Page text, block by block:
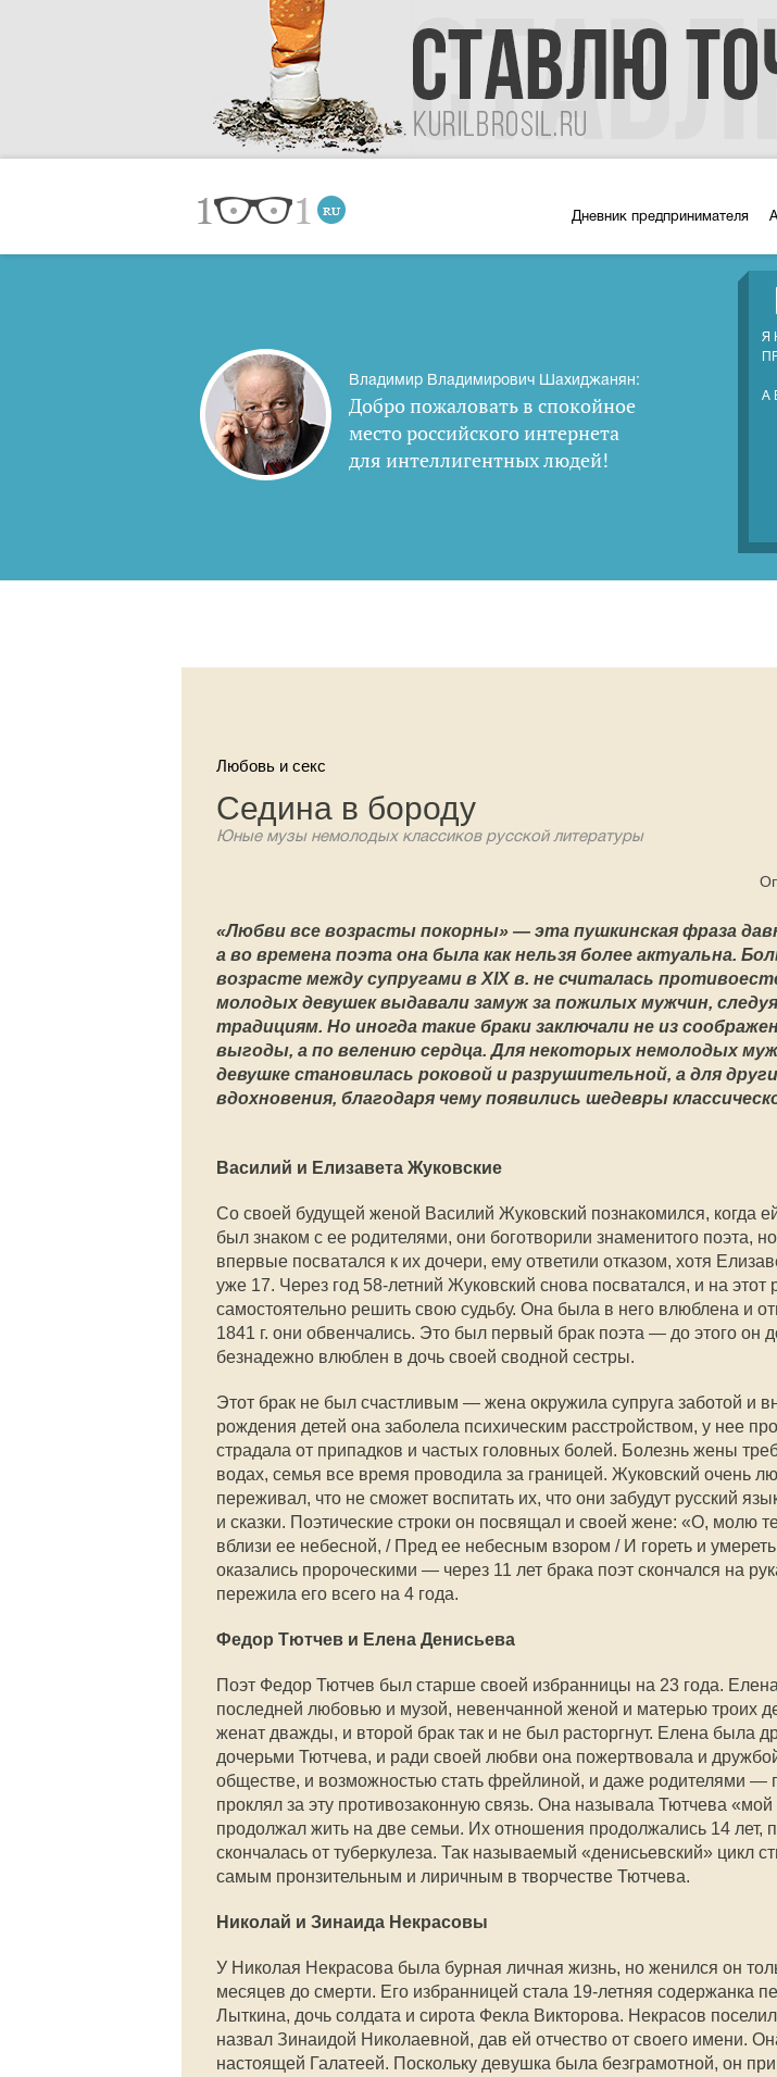
Дневник предпринимателя
Владимир Владимирович Шахиджанян:
Добро пожаловать в спокойное
место российского интернета
для интеллигентных людей!
Я
А
Любовь и секс
Седина в бороду
Юные музы немолодых классиков русской литературы
«Любви все возрасты покорны» — эта пушкинская фраза
а во времена поэта она была как нельзя более актуальна.
возрасте между супругами в XIX в. не считалась
молодых девушек выдавали замуж за пожилых мужчин,
традициям. Но иногда такие браки заключали не из
выгоды, а по велению сердца. Для некоторых немолодых
девушке становилась роковой и разрушительной, а для
вдохновения, благодаря чему появились шедевры
Василий и Елизавета Жуковские
Со своей будущей женой Василий Жуковский познакомился, когда
был знаком с ее родителями, они боготворили знаменитого поэта,
впервые посватался к их дочери, ему ответили отказом, хотя
уже 17. Через год 58-летний Жуковский снова посватался, и на
самостоятельно решить свою судьбу. Она была в него влюблена и
1841 г. они обвенчались. Это был первый брак поэта — до этого он
безнадежно влюблен в дочь своей сводной сестры.
Этот брак не был счастливым — жена окружила супруга заботой и
рождения детей она заболела психическим расстройством, у нее
страдала от припадков и частых головных болей. Болезнь жены
водах, семья все время проводила за границей. Жуковский очень
переживал, что не сможет воспитать их, что они забудут русский
и сказки. Поэтические строки он посвящал и своей жене: «О, молю
вблизи ее небесной, / Пред ее небесным взором / И гореть и
оказались пророческими — через 11 лет брака поэт скончался на
пережила его всего на 4 года.
Федор Тютчев и Елена Денисьева
Поэт Федор Тютчев был старше своей избранницы на 23 года.
последней любовью и музой, невенчанной женой и матерью троих
женат дважды, и второй брак так и не был расторгнут. Елена была
дочерьми Тютчева, и ради своей любви она пожертвовала и
обществе, и возможностью стать фрейлиной, и даже родителями —
проклял за эту противозаконную связь. Она называла Тютчева
продолжал жить на две семьи. Их отношения продолжались 14 лет,
скончалась от туберкулеза. Так называемый «денисьевский» цикл
самым пронзительным и лиричным в творчестве Тютчева.
Николай и Зинаида Некрасовы
У Николая Некрасова была бурная личная жизнь, но женился он
месяцев до смерти. Его избранницей стала 19-летняя содержанка
Лыткина, дочь солдата и сирота Фекла Викторова. Некрасов
назвал Зинаидой Николаевной, дав ей отчество от своего имени.
настоящей Галатеей. Поскольку девушка была безграмотной, он